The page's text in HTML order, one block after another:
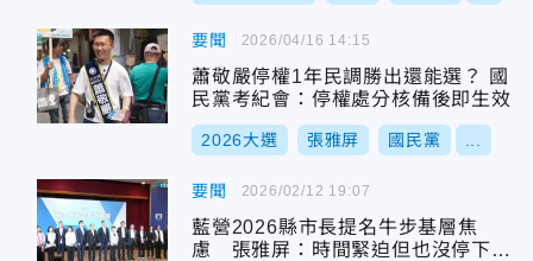
要聞
蕭敬嚴停權1年民調勝出還能選？ 國
民黨考紀會：停權處分核備後即生效
2026大選 張雅屏 國民黨
2026/04/16 14:15
要聞
藍營2026縣市長提名牛步基層焦
慮 張雅屏：時間緊迫但也沒停下腳
2026/02/12 19:07